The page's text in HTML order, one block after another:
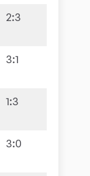
2:3
3:1
1:3
3:0